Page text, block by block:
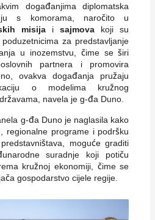
događanjima diplomatska
s komorama, naročito u
misijaisajmova koji su
za predstavljanje
u inozemstvu, čime se širi
partnera i promovira
ovakva događanja pružaju
o modelima kružnog
navela je g-đa Duno.
g-đa Duno je naglasila kako
regionalne programe i podršku
moguće graditi
suradnje koji potiču
kružnoj ekonomiji, čime se
gospodarstvo cijele regije.